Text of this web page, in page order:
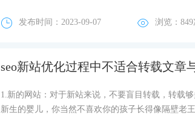
发布时间：2023-09-07 浏览：849
seo新站优化过程中不适合转载文章
1.新的网站：对于新站来说，不要盲目转载，转载
新生的婴儿，你当然不喜欢你的孩子长得像隔壁老